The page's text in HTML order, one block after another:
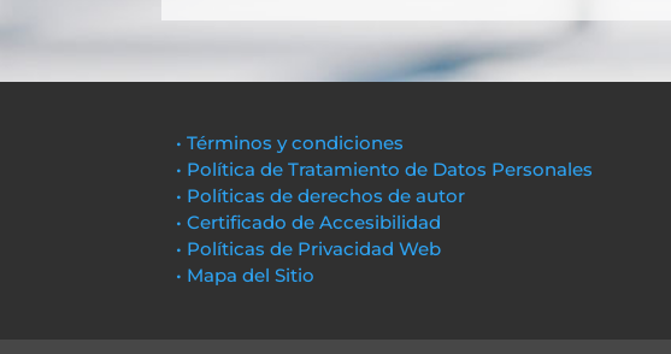
• Términos y condiciones
• Política de Tratamiento de Datos Personales
• Políticas de derechos de autor
• Certificado de Accesibilidad
• Políticas de Privacidad Web
• Mapa del Sitio